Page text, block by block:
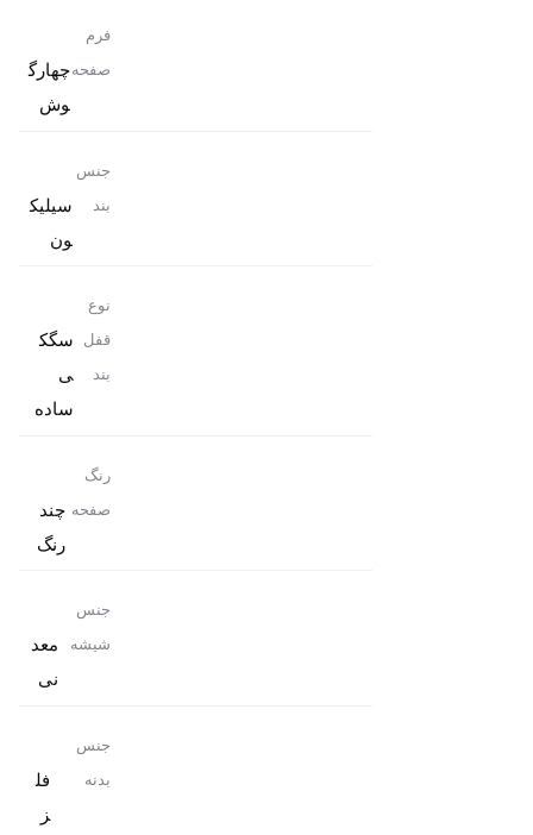
فرم
صفحهچهارگ
وش
جنس
بند
سیلیک
ون
نوع
قفل
بند
سگک
ی
ساده
رنگ
صفحه چند
رنگ
جنس
شیشه
معد
نی
جنس
بدنه
فل
ز